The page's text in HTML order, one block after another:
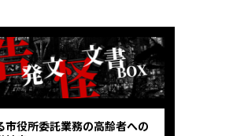
市役所委託業務の高齢者への